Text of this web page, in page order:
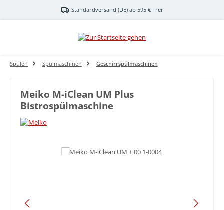
Zum Hauptinhalt springenStandardversand (DE) ab 595 € Frei
Spülen Spülmaschinen Geschirrspülmaschinen
Meiko M-iClean UM Plus
Bistrospülmaschine
Bildergalerie überspringen